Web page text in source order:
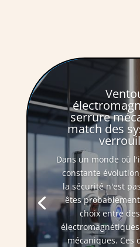
serrure
match des
Dans un monde où
constante
la sécurité n'est
êtes
choix entre
mécaniques. Ces